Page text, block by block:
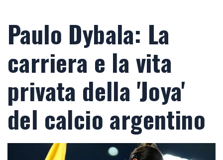
Paulo Dybala: La
carriera e la vita
privata della 'Joya'
del calcio argentino